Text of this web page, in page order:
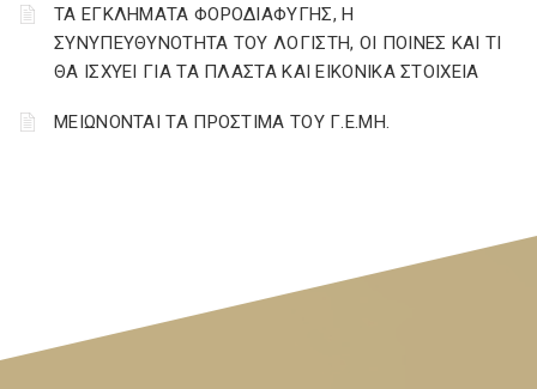
ΤΑ ΕΓΚΛΗΜΑΤΑ ΦΟΡΟΔΙΑΦΥΓΗΣ, Η
ΣΥΝΥΠΕΥΘΥΝΟΤΗΤΑ ΤΟΥ ΛΟΓΙΣΤΗ, ΟΙ ΠΟΙΝΕΣ ΚΑΙ ΤΙ
ΘΑ ΙΣΧΥΕΙ ΓΙΑ ΤΑ ΠΛΑΣΤΑ ΚΑΙ ΕΙΚΟΝΙΚΑ ΣΤΟΙΧΕΙΑ
ΜΕΙΩΝΟΝΤΑΙ ΤΑ ΠΡΟΣΤΙΜΑ ΤΟΥ Γ.Ε.ΜΗ.